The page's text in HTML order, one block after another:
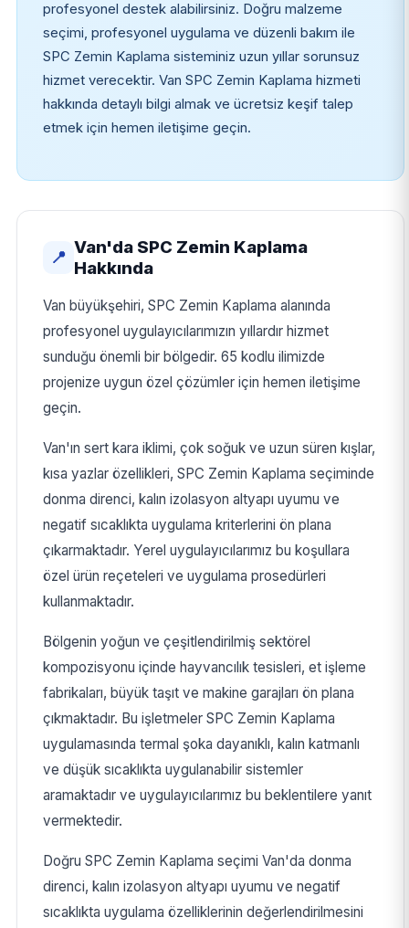
profesyonel destek alabilirsiniz. Doğru malzeme
seçimi, profesyonel uygulama ve düzenli bakım ile
SPC Zemin Kaplama sisteminiz uzun yıllar sorunsuz
hizmet verecektir. Van SPC Zemin Kaplama hizmeti
hakkında detaylı bilgi almak ve ücretsiz keşif talep
etmek için hemen iletişime geçin.
📍
Van'da SPC Zemin Kaplama
Hakkında
Van büyükşehiri, SPC Zemin Kaplama alanında
profesyonel uygulayıcılarımızın yıllardır hizmet
sunduğu önemli bir bölgedir. 65 kodlu ilimizde
projenize uygun özel çözümler için hemen iletişime
geçin.
Van'ın sert kara iklimi, çok soğuk ve uzun süren kışlar,
kısa yazlar özellikleri, SPC Zemin Kaplama seçiminde
donma direnci, kalın izolasyon altyapı uyumu ve
negatif sıcaklıkta uygulama kriterlerini ön plana
çıkarmaktadır. Yerel uygulayıcılarımız bu koşullara
özel ürün reçeteleri ve uygulama prosedürleri
kullanmaktadır.
Bölgenin yoğun ve çeşitlendirilmiş sektörel
kompozisyonu içinde hayvancılık tesisleri, et işleme
fabrikaları, büyük taşıt ve makine garajları ön plana
çıkmaktadır. Bu işletmeler SPC Zemin Kaplama
uygulamasında termal şoka dayanıklı, kalın katmanlı
ve düşük sıcaklıkta uygulanabilir sistemler
aramaktadır ve uygulayıcılarımız bu beklentilere yanıt
vermektedir.
Doğru SPC Zemin Kaplama seçimi Van'da donma
direnci, kalın izolasyon altyapı uyumu ve negatif
sıcaklıkta uygulama özelliklerinin değerlendirilmesini